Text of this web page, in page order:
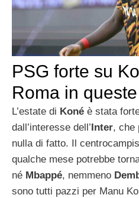
PSG forte su
Roma in
L’estate di Koné è stata
dall’interesse dell’Inter, che
nulla di fatto. Il
qualche mese potrebbe
né Mbappé, nemmeno
sono tutti pazzi per Manu